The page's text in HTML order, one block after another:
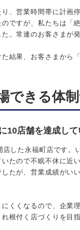
、営業時間帯に計画
ですが、私たちは
。常連のお客さまが
結果、お客さまから
できる体
店舗を達成して
した永福町店です。
たので不眠不休に
たが、営業成績が
くくなるので、企業
根付く店づくりを目